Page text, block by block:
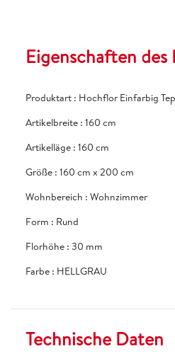
Eigenschaften des
Produktart : Hochflor Einfarbig
Artikelbreite : 160 cm
Artikelläge : 160 cm
Größe : 160 cm x 200 cm
Wohnbereich : Wohnzimmer
Form : Rund
Florhöhe : 30 mm
Farbe : HELLGRAU
Technische Daten